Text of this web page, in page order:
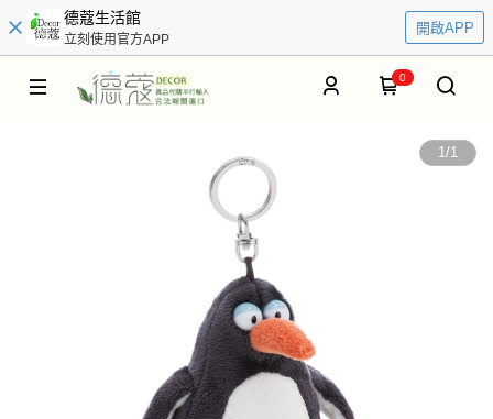
德蔻生活館
立刻使用官方APP
開啟APP
0
1/1